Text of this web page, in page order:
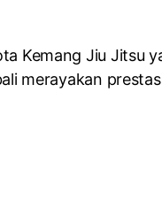
Kemang Jiu Jitsu
merayakan